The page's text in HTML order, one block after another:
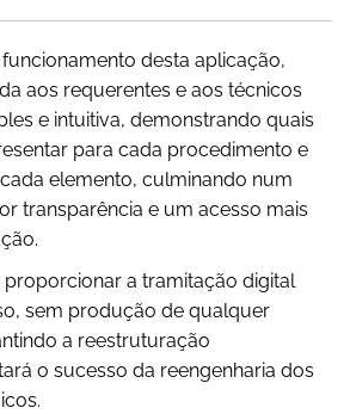
desta aplicação,
aos requerentes e aos técnicos
e intuitiva, demonstrando quais
para cada procedimento e
elemento, culminando num
transparência e um acesso mais
proporcionar a tramitação digital
sem produção de qualquer
a reestruturação
o sucesso da reengenharia dos